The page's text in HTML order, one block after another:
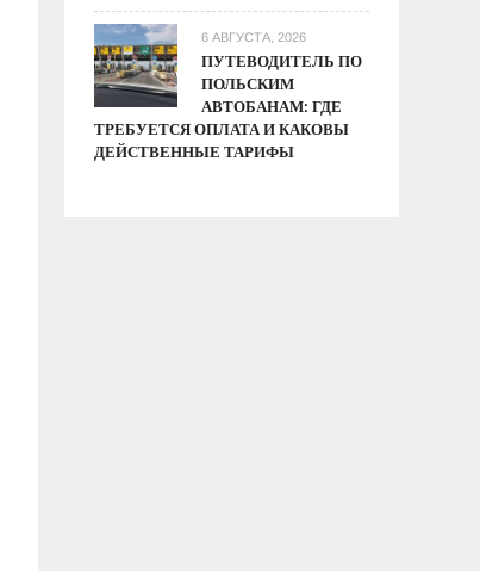
6 АВГУСТА, 2026
ПУТЕВОДИТЕЛЬ ПО
ПОЛЬСКИМ
АВТОБАНАМ: ГДЕ
ТРЕБУЕТСЯ ОПЛАТА И КАКОВЫ
ДЕЙСТВЕННЫЕ ТАРИФЫ